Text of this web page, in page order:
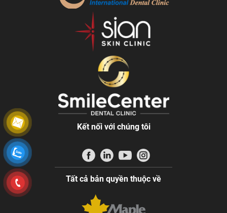
Kết nối với chúng tôi
Tất cả bản quyền thuộc về